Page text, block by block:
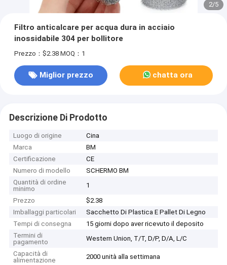
2/5
Filtro anticalcare per acqua dura in acciaio
inossidabile 304 per bollitore
Prezzo：$2.38 MOQ：1
Miglior prezzo chatta ora
Descrizione Di Prodotto
Luogo di origine
Cina
Marca
BM
Certificazione
CE
Numero di modello
SCHERMO BM
Quantità di ordine
minimo
1
Prezzo
$2.38
Imballaggi particolari
Sacchetto Di Plastica E Pallet Di Legno
Tempi di consegna
15 giorni dopo aver ricevuto il deposito
Termini di
pagamento
Western Union, T/T, D/P, D/A, L/C
Capacità di
alimentazione
2000 unità alla settimana